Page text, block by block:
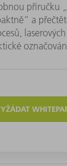
příručku
a